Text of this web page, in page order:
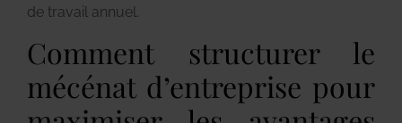
de travail annuel.
Comment structurer le
mécénat d’entreprise pour